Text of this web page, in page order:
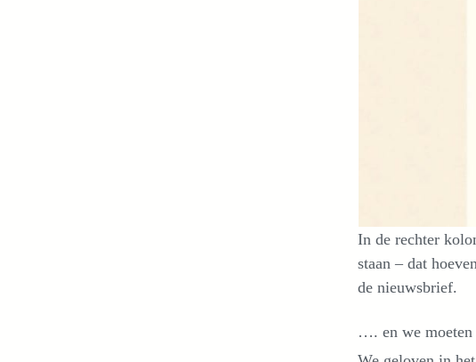
In de rechter
staan – dat
de nieuwsbrief.
…. en we moeten